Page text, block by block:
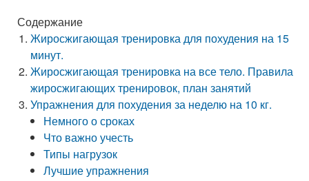
Содержание
Жиросжигающая тренировка для похудения на 15
минут.
Жиросжигающая тренировка на все тело. Правила
жиросжигающих тренировок, план занятий
Упражнения для похудения за неделю на 10 кг.
Немного о сроках
Что важно учесть
Типы нагрузок
Лучшие упражнения